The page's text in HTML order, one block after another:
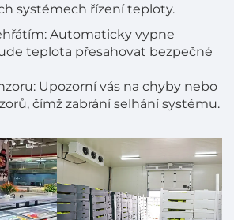
systémech řízení teploty.
Automaticky vypne
teplota přesahovat bezpečné
Upozorní vás na chyby nebo
čímž zabrání selhání systému.